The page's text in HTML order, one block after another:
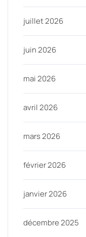
juillet 2026
juin 2026
mai 2026
avril 2026
mars 2026
février 2026
janvier 2026
décembre 2025